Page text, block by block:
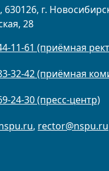
630126, г.
28
11-61 (приёмная
32-42 (приёмная
24-30 (пресс-центр)
, rector@nspu.ru